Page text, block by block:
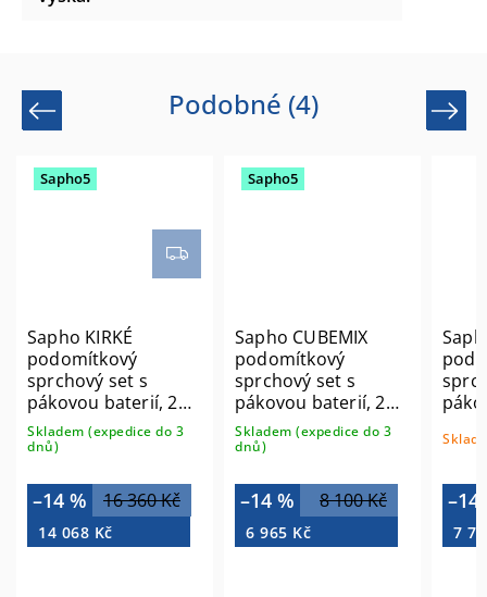
Podobné (4)
Previous
Sapho5
Sapho KIRKÉ
podomítkový
sprchový set s
pákovou baterií, 2
výstupy, bronz
KI42B-02
Skladem (expedice do 3
dnů)
16 360 Kč
–14 %
14 068 Kč
Sapho5
Sapho CUBEMIX
podomítkový
sprchový set s
pákovou baterií, 2
výstupy, vyústění,
chrom CM042-01
Skladem (expedice do 3
dnů)
8 100 Kč
–14 %
6 965 Kč
–14
7
Next